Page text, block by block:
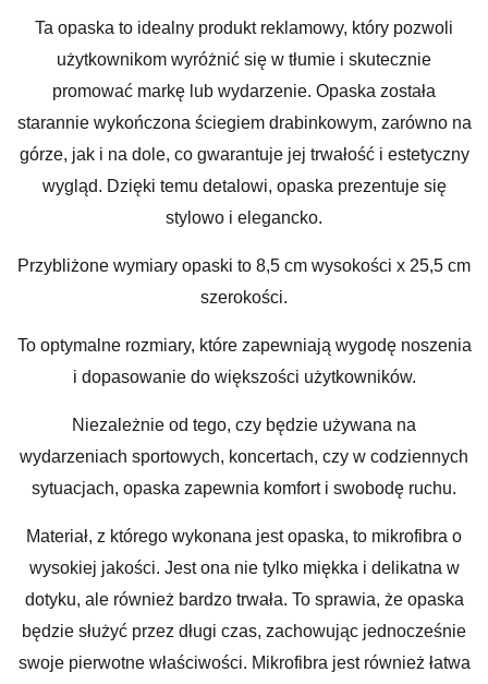
Ta opaska to idealny produkt reklamowy, który pozwoli
użytkownikom wyróżnić się w tłumie i skutecznie
promować markę lub wydarzenie. Opaska została
starannie wykończona ściegiem drabinkowym, zarówno na
górze, jak i na dole, co gwarantuje jej trwałość i estetyczny
wygląd. Dzięki temu detalowi, opaska prezentuje się
stylowo i elegancko.
Przybliżone wymiary opaski to 8,5 cm wysokości x 25,5 cm
szerokości.
To optymalne rozmiary, które zapewniają wygodę noszenia
i dopasowanie do większości użytkowników.
Niezależnie od tego, czy będzie używana na
wydarzeniach sportowych, koncertach, czy w codziennych
sytuacjach, opaska zapewnia komfort i swobodę ruchu.
Materiał, z którego wykonana jest opaska, to mikrofibra o
wysokiej jakości. Jest ona nie tylko miękka i delikatna w
dotyku, ale również bardzo trwała. To sprawia, że opaska
będzie służyć przez długi czas, zachowując jednocześnie
swoje pierwotne właściwości. Mikrofibra jest również łatwa